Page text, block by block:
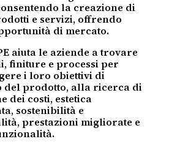
la creazione di
e servizi, offrendo
di mercato.
aiuta le aziende a trovare
finiture e processi per
i loro obiettivi di
del prodotto, alla ricerca di
dei costi, estetica
sostenibilità e
prestazioni migliorate e